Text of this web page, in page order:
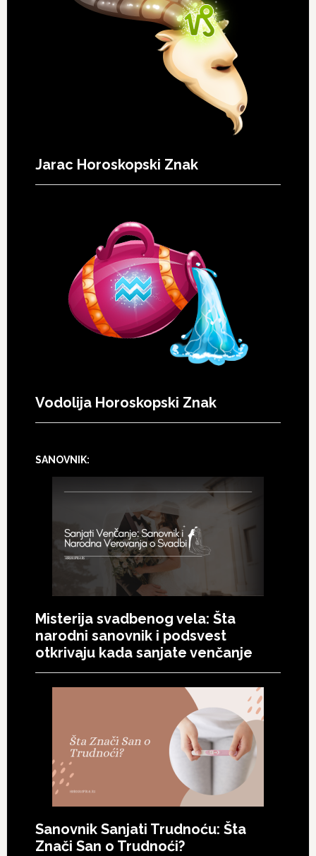
Jarac Horoskopski Znak
Vodolija Horoskopski Znak
SANOVNIK:
Misterija svadbenog vela: Šta
narodni sanovnik i podsvest
otkrivaju kada sanjate venčanje
Sanovnik Sanjati Trudnoću: Šta
Znači San o Trudnoći?